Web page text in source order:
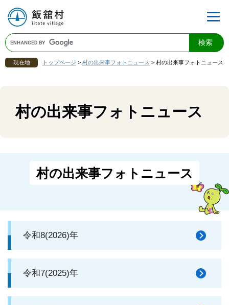
現在地 トップページ > 村の出来事フォトニュース > 村の出来事フォトニュース
村の出来事フォトニュース
村の出来事フォトニュース
令和8(2026)年
令和7(2025)年